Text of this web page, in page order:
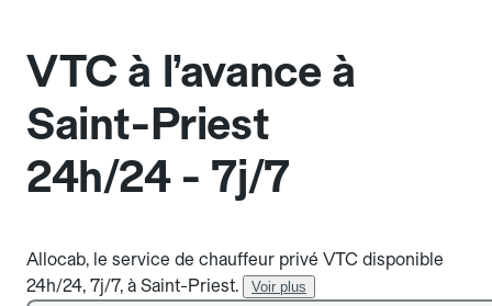
VTC à l’avance à
Saint-Priest
24h/24 - 7j/7
Allocab, le service de chauffeur privé VTC disponible
24h/24, 7j/7, à Saint-Priest.
Voir plus